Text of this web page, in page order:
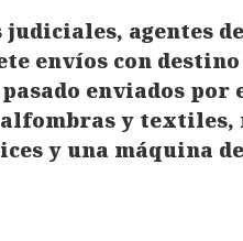
judiciales, agentes
envíos con
enviados por
y textiles,
y una máquina